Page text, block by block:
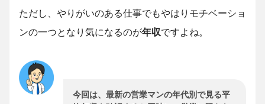
ただし、やりがいのある仕事でもやはりモチベーショ
ンの一つとなり気になるのが年収ですよね。
今回は、最新の営業マンの年代別で見る平